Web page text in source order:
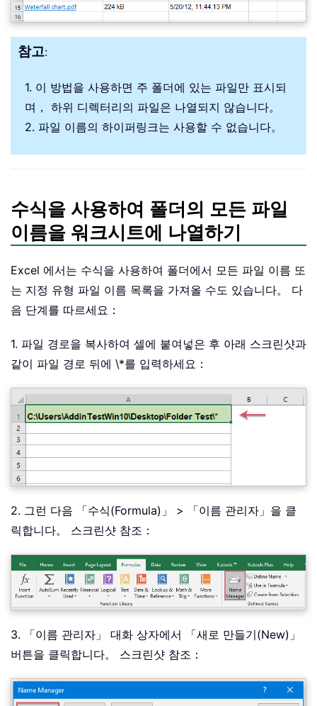
참고:
1. 이 방법을 사용하면 주 폴더에 있는 파일만 표시되
며， 하위 디렉터리의 파일은 나열되지 않습니다。
2. 파일 이름의 하이퍼링크는 사용할 수 없습니다。
수식을 사용하여 폴더의 모든 파일
이름을 워크시트에 나열하기
Excel 에서는 수식을 사용하여 폴더에서 모든 파일 이름 또
는 지정 유형 파일 이름 목록을 가져올 수도 있습니다。 다
음 단계를 따르세요：
1. 파일 경로을 복사하여 셀에 붙여넣은 후 아래 스크린샷과
같이 파일 경로 뒤에 \*를 입력하세요：
2. 그런 다음 「수식(Formula)」 > 「이름 관리자」을 클
릭합니다。 스크린샷 참조：
3. 「이름 관리자」 대화 상자에서 「새로 만들기(New)」
버튼을 클릭합니다。 스크린샷 참조：